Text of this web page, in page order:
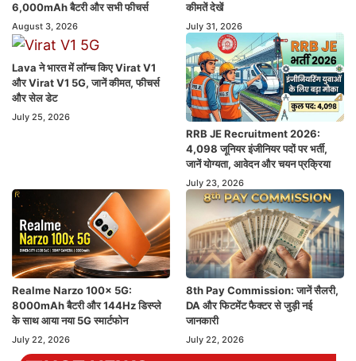
6,000mAh बैटरी और सभी फीचर्स
August 3, 2026
कीमतें देखें
July 31, 2026
Lava ने भारत में लॉन्च किए Virat V1
और Virat V1 5G, जानें कीमत, फीचर्स
और सेल डेट
July 25, 2026
RRB JE Recruitment 2026:
4,098 जूनियर इंजीनियर पदों पर भर्ती,
जानें योग्यता, आवेदन और चयन प्रक्रिया
July 23, 2026
Realme Narzo 100x 5G:
8000mAh बैटरी और 144Hz डिस्प्ले
के साथ आया नया 5G स्मार्टफोन
July 22, 2026
8th Pay Commission: जानें सैलरी,
DA और फिटमेंट फैक्टर से जुड़ी नई
जानकारी
July 22, 2026